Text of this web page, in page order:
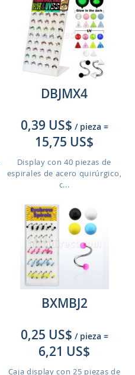
DBJMX4
0,39 US$ / pieza =
15,75 US$
Display con 40 piezas de
espirales de acero quirúrgico,
c...
BXMBJ2
0,25 US$ / pieza =
6,21 US$
Caja display con 25 piezas de